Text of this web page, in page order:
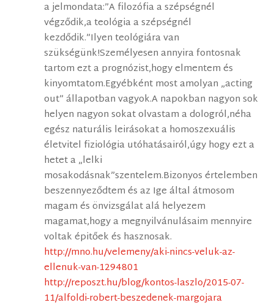
a jelmondata:”A filozófia a szépségnél
végződik,a teológia a szépségnél
kezdődik.”Ilyen teológiára van
szükségünk!Személyesen annyira fontosnak
tartom ezt a prognózist,hogy elmentem és
kinyomtatom.Egyébként most amolyan „acting
out” állapotban vagyok.A napokban nagyon sok
helyen nagyon sokat olvastam a dologról,néha
egész naturális leirásokat a homoszexuális
életvitel fiziológia utóhatásairól,úgy hogy ezt a
hetet a „lelki
mosakodásnak”szentelem.Bizonyos értelemben
beszennyeződtem és az Ige által átmosom
magam és önvizsgálat alá helyezem
magamat,hogy a megnyilvánulásaim mennyire
voltak épitőek és hasznosak.
http://mno.hu/velemeny/aki-nincs-veluk-az-
ellenuk-van-1294801
http://reposzt.hu/blog/kontos-laszlo/2015-07-
11/alfoldi-robert-beszedenek-margojara